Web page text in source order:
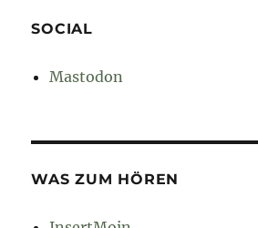
SOCIAL
Mastodon
WAS ZUM HÖREN